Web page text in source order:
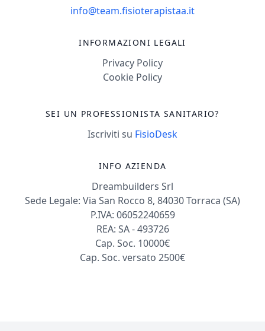
info@team.fisioterapistaa.it
INFORMAZIONI LEGALI
Privacy Policy
Cookie Policy
SEI UN PROFESSIONISTA SANITARIO?
Iscriviti su FisioDesk
INFO AZIENDA
Dreambuilders Srl
Sede Legale: Via San Rocco 8, 84030 Torraca (SA)
P.IVA: 06052240659
REA: SA - 493726
Cap. Soc. 10000€
Cap. Soc. versato 2500€